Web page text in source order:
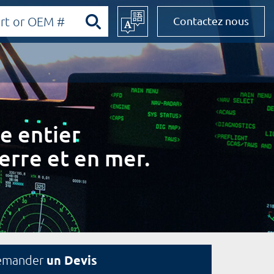
Contactez nous
entier
et en mer.
un Devis